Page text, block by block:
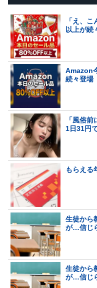
「え、
以上が続
Amazon
続々登場
「風俗
1日31円
もらえる
生徒から
が…信じ
生徒から
が…信じ